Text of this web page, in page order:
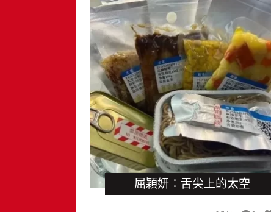
屈穎妍：舌尖上的太空